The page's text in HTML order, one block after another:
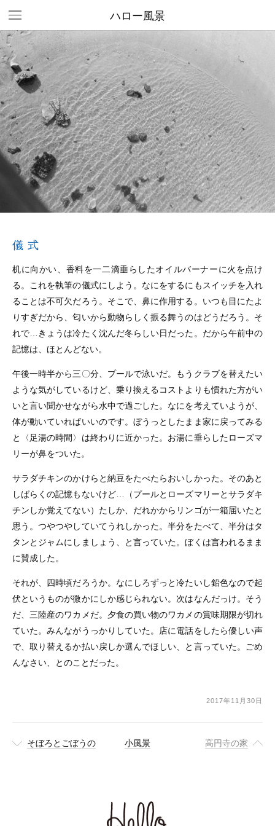
ハロー風景
儀式
机に向かい、香料を一二滴垂らしたオイルバーナーに火を点け
る。これを執筆の儀式にしよう。なにをするにもスイッチを入れ
ることは不可欠だろう。そこで、鼻に作用する。いつも目にたよ
りすぎだから、匂いから動物らしく振る舞うのはどうだろう。そ
れで…きょうは冷たく沈んだ冬らしい日だった。だから午前中の
記憶は、ほとんどない。
午後一時半から三〇分、プールで泳いだ。もうクラブを替えたい
ような気がしているけど、乗り換えるコストよりも慣れた方がい
いと言い聞かせながら水中で過ごした。なにを考えていようが、
体が動いていればいいのです。ぼうっとしたまま家に戻ってみる
と〈足湯の時間〉は終わりに近かった。お湯に垂らしたローズマ
リーが鼻をついた。
サラダチキンのかけらと納豆をたべたらおいしかった。そのあと
しばらくの記憶もないけど…（プールとローズマリーとサラダキ
チンしか覚えてない）たしか、だれかからリンゴが一箱届いたと
思う。つやつやしていてうれしかった。半分をたべて、半分はタ
タンとジャムにしましょう、と言っていた。ぼくは言われるまま
に賛成した。
それが、四時頃だろうか。なにしろずっと冷たいし鉛色なので起
伏というものが微かにしか感じられない。次はなんだっけ。そう
だ、三陸産のワカメだ。夕食の買い物のワカメの賞味期限が切れ
ていた。みんながうっかりしていた。店に電話をしたら優しい声
で、取り替えるか払い戻しか選んでほしい、と言っていた。ごめ
んなさい、とのことだった。
2017年11月30日
そぼろとごぼうの 小風景 高円寺の家